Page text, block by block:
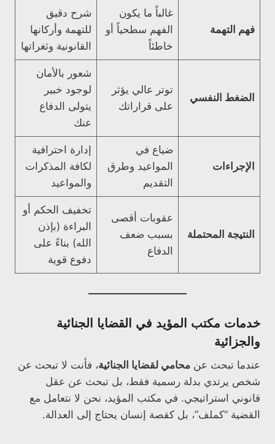
فهم التهمة
غالباً ما يكون
الفهم سطحياً أو
خاطئاً
شرح دقيق
للتهمة وأركانها
القانونية وثغراتها
الضغط النفسي
توتر عالي يؤثر
على قراراتك
شعور بالأمان
لوجود خبير
يتولى الدفاع
عنك
الإجراءات
ضياع في
المواعيد وطرق
التقديم
إدارة احترافية
لكافة المذكرات
والمواعيد
النتيجة المحتملة
عقوبات أقصى
بسبب ضعف
الدفاع
تخفيف الحكم أو
البراءة (بإذن
الله) بناءً على
دفوع قوية
خدمات مكتب المؤيد في القضايا الجنائية
والجزائية
عندما تبحث عن محامي لقضايا الجنائية، فأنت لا تبحث عن
شخص يرتدي بدلة رسمية فقط، بل تبحث عن عقل
قانوني استراتيجي. في مكتب المؤيد، نحن لا نتعامل مع
القضية “كملف”، بل كقصة إنسان يحتاج إلى العدالة.